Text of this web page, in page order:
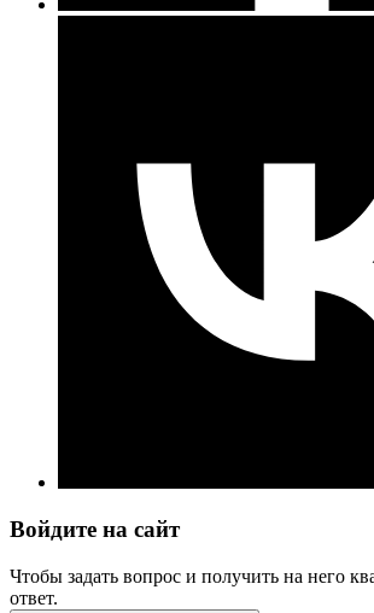
Войдите на сайт
Чтобы задать вопрос и получить на него
ответ.